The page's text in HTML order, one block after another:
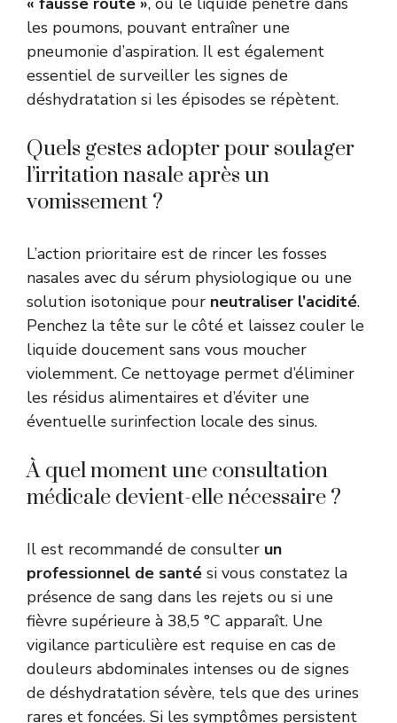
les poumons, pouvant entraîner une
pneumonie d’aspiration. Il est également
essentiel de surveiller les signes de
déshydratation si les épisodes se répètent.
Quels gestes adopter pour soulager
l’irritation nasale après un
vomissement ?
L’action prioritaire est de rincer les fosses
nasales avec du sérum physiologique ou une
solution isotonique pour neutraliser l’acidité.
Penchez la tête sur le côté et laissez couler le
liquide doucement sans vous moucher
violemment. Ce nettoyage permet d’éliminer
les résidus alimentaires et d’éviter une
éventuelle surinfection locale des sinus.
À quel moment une consultation
médicale devient-elle nécessaire ?
Il est recommandé de consulter un
professionnel de santé si vous constatez la
présence de sang dans les rejets ou si une
fièvre supérieure à 38,5 °C apparaît. Une
vigilance particulière est requise en cas de
douleurs abdominales intenses ou de signes
de déshydratation sévère, tels que des urines
rares et foncées. Si les symptômes persistent